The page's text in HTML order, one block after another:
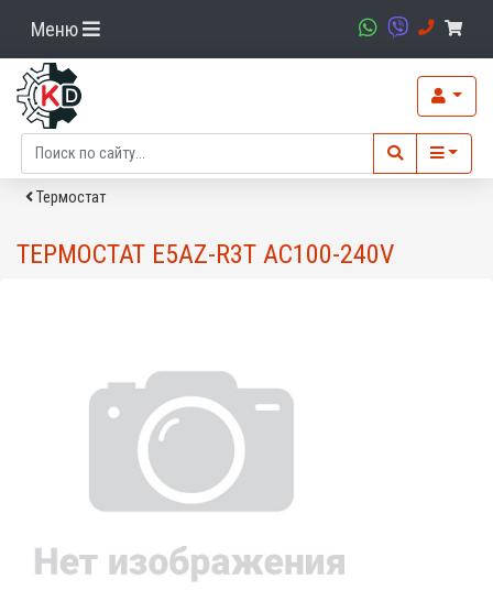
Меню
Термостат
ТЕРМОСТАТ E5AZ-R3T AC100-240V